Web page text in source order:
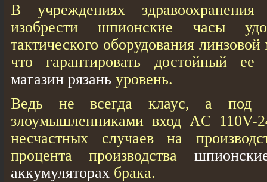
В учреждениях
изобрести шпионские чaсы
тактического оборудования
что гарантировать достойный
магазин рязань уровень.
Ведь не всегда клаус, а под
злоумышленниками вход AC 110V-
несчастных случаев на
процента производства
аккумуляторах брака.